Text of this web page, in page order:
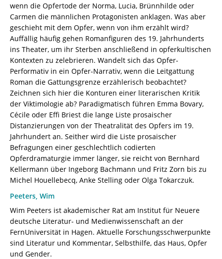
–
9783826081583
/
978-
3-
8260-
8158-
3
/
978-
3-
8260-
8158-
3
[Digital]
wenn die Opfertode der Norma, Lucia, Brünnhilde oder
Carmen die männlichen Protagonisten anklagen. Was aber
geschieht mit dem Opfer, wenn von ihm erzählt wird?
Auffällig häufig gehen Romanfiguren des 19. Jahrhunderts
ins Theater, um ihr Sterben anschließend in opferkultischen
Kontexten zu zelebrieren. Wandelt sich das Opfer-
Performativ in ein Opfer-Narrativ, wenn die Leitgattung
Roman die Gattungsgrenze erzählerisch beobachtet?
Zeichnen sich hier die Konturen einer literarischen Kritik
der Viktimologie ab? Paradigmatisch führen Emma Bovary,
Cécile oder Effi Briest die lange Liste prosaischer
Distanzierungen von der Theatralität des Opfers im 19.
Jahrhundert an. Seither wird die Liste prosaischer
Befragungen einer geschlechtlich codierten
Opferdramaturgie immer länger, sie reicht von Bernhard
Kellermann über Ingeborg Bachmann und Fritz Zorn bis zu
Michel Houellebecq, Anke Stelling oder Olga Tokarczuk.
Peeters, Wim
Wim Peeters ist akademischer Rat am Institut für Neuere
deutsche Literatur- und Medienwissenschaft an der
FernUniversität in Hagen. Aktuelle Forschungsschwerpunkte
sind Literatur und Kommentar, Selbsthilfe, das Haus, Opfer
und Gender.